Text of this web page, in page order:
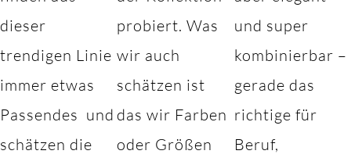
dieser
trendigen Linie
immer etwas
Passendes und
schätzen die
probiert. Was
wir auch
schätzen ist
das wir Farben
oder Größen
und super
kombinierbar –
gerade das
richtige für
Beruf,